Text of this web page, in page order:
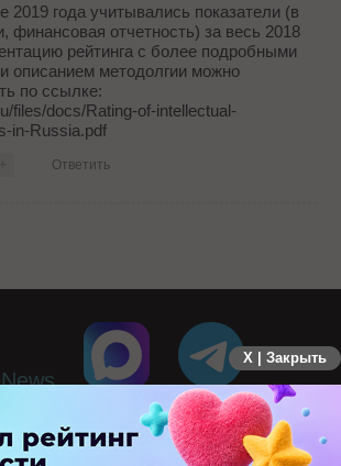
2019 года учитывались показатели (в
финансовая отчетность) за весь 2018
рейтинга с более подробными
описанием методолгии можно
по ссылке:
files/docs/Rating-of-intellectual-
in-Russia.pdf
Ответить
X | Закрыть
НА ПОЛНУЮ ВЕРСИЮ
Все права защищены. 2026